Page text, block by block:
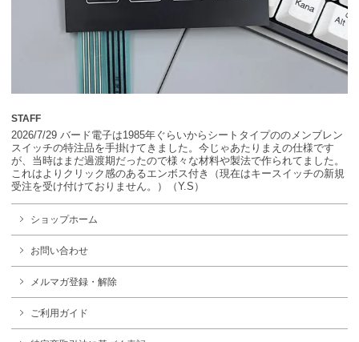
STAFF
2026/7/29 バード電子は1985年ぐらいからシートタイプののメンブレン
スイッチの特注品を手掛けてきました。今じゃあたりまえの仕様です
が、当時はまだ過渡期だったので様々な材料や製法で作られてました。
これはよりクリック感のあるエンボス付き（現在はキースイッチの新規
受注を受け付けておりません。）（Y.S）
ショップホーム
お問い合わせ
メルマガ登録・解除
ご利用ガイド